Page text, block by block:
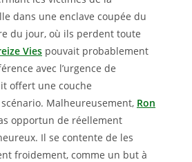
dans une enclave coupée du
du jour, où ils perdent toute
Vies pouvait probablement
avec l’urgence de
offert une couche
Malheureusement, Ron
opportun de réellement
Il se contente de les
froidement, comme un but à